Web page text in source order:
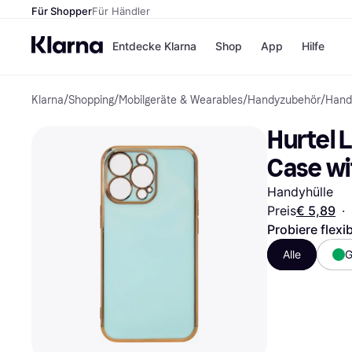
Für ShopperFür Händler
Entdecke Klarna
Zahlungsmethoden
Sofort bezahlen
Bezahle in 3
Bezahle in bis zu 30
Ratenzahlung
Shop
Shops
H&M
Temu
Alle Shops
App Hilfe
Klarna/Shopping/Mobilgeräte & Wearables/Handyzubehör/
Hurtel
Case
Handyhülle
Preis€ 5,89 ·
Probiere
Alle